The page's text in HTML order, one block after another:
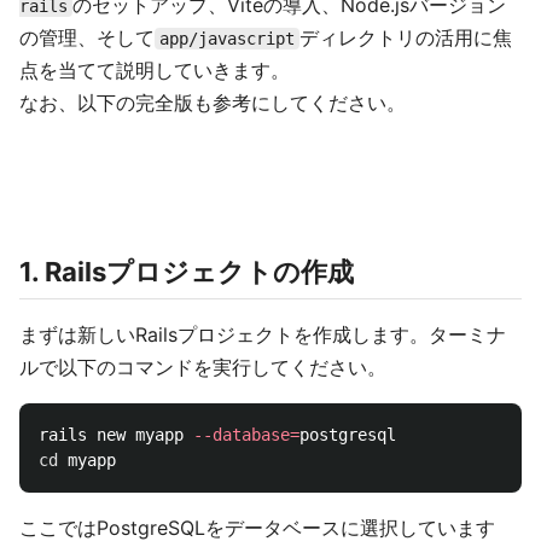
rails のセットアップ、Viteの導入、Node.jsバージョン
の管理、そして app/javascript ディレクトリの活用に焦
点を当てて説明していきます。
なお、以下の完全版も参考にしてください。
1. Railsプロジェクトの作成
まずは新しいRailsプロジェクトを作成します。ターミナ
ルで以下のコマンドを実行してください。
rails new myapp --database=
cd
ここではPostgreSQLをデータベースに選択しています